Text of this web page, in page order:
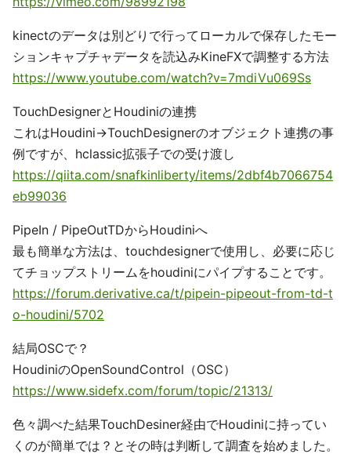
kinectのデータは別どりで行ってローカルで保存したモー
ションキャプチャデータを読込みKineFXで調整する方法
https://www.youtube.com/watch?v=7mdiVu069Ss
TouchDesignerとHoudiniの連携
これはHoudini→TouchDesignerのオブジェクト連携の事
例ですが、hclassic拡張子での受け渡し
https://qiita.com/snafkinliberty/items/2dbf4b7066754
eb99036
PipeIn / PipeOutTDからHoudiniへ
最も簡単な方法は、touchdesignerで使用し、必要に応じ
てチョップストリームをhoudiniにパイプすることです。
https://forum.derivative.ca/t/pipein-pipeout-from-td-t
o-houdini/5702
結局OSCで？
HoudiniのOpenSoundControl（OSC）
https://www.sidefx.com/forum/topic/21313/
色々調べた結果TouchDesiner経由でHoudiniに持ってい
くのが簡単では？とその時は判断して調査を始めました。